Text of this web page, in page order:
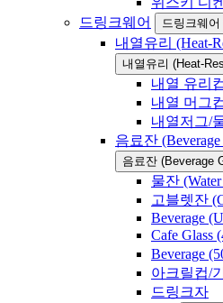
드링크웨어
드링크웨
내열유리 (Heat-
내열유리 (Heat-
내열 유리
내열 머그
내열저그/
음료잔 (Beverage
음료잔 (Beverage
물잔
고블렛잔
Beverage
Cafe Glass
Beverage
아크릴컵/
드링크자